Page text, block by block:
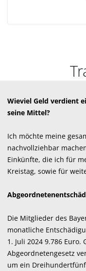
Wieviel Geld verdient
seine Mittel?
Ich möchte meine
nachvollziehbar
Einkünfte, die ich für
Kreistag, sowie für
Die Mitglieder des
monatliche
1. Juli 2024 9.786 Euro.
Abgeordnetengesetz
um ein